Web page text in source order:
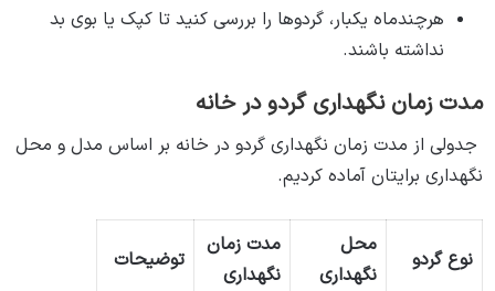
هرچندماه یکبار، گردوها را بررسی کنید تا کپک یا بوی بد
نداشته باشند.
مدت زمان نگهداری گردو در خانه
جدولی از مدت زمان نگهداری گردو در خانه بر اساس مدل و محل
نگهداری برایتان آماده کردیم.
نوع گردو
محل
نگهداری
مدت زمان
نگهداری
توضیحات